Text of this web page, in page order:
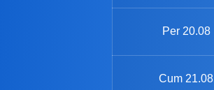
Per 20.08
Cum 21.08